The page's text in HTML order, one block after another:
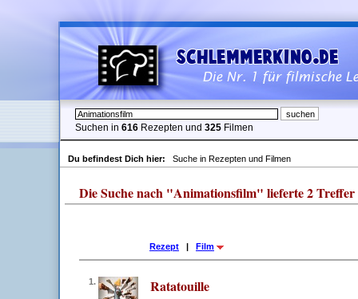
Suchen in 616 Rezepten und 325 Filmen
Du befindest Dich hier: Suche in Rezepten und Filmen
Die Suche nach "Animationsfilm" lieferte 2 Treffer
Rezept | Film
1. Ratatouille